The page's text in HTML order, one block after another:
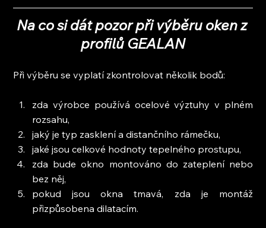
Na co si dát pozor při výběru oken z
profilů GEALAN
Při výběru se vyplatí zkontrolovat několik bodů:
zda výrobce používá ocelové výztuhy v plném
rozsahu,
jaký je typ zasklení a distančního rámečku,
jaké jsou celkové hodnoty tepelného prostupu,
zda bude okno montováno do zateplení nebo
bez něj,
pokud jsou okna tmavá, zda je montáž
přizpůsobena dilatacím.